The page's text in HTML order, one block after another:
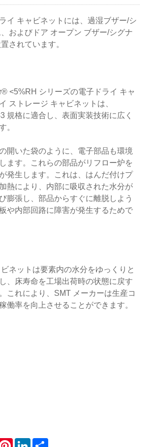
イ キャビネットには、過湿ブザー/シ
およびドア オープン ブザー/シグナ
されています。
<5%RH シリーズの電子ドライ キャ
ストレージ キャビネットは、
規格に適合し、表面実装技術に広く
。
開いた袋のように、電子部品も環境
ます。これらの部品がリフロー炉を
発生します。これは、はんだ付けプ
熱により、内部に吸収された水分が
膨張し、部品からすぐに離脱しよう
や内部回路に障害が発生するためで
ネットは要素内の水分をゆっくりと
、床寿命を工場出荷時の状態に戻す
これにより、SMT メーカーは生産コ
働率を向上させることができます。
PinterestLinkedIn